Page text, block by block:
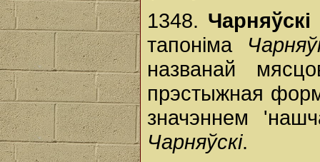
1348. Чарняўскі
тапоніма
названай
прэстыжная
значэннем
Чарняўскі.